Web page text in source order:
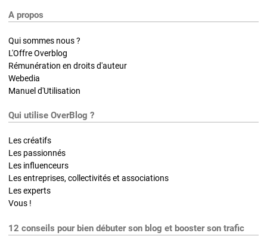
A propos
Qui sommes nous ?
L'Offre Overblog
Rémunération en droits d'auteur
Webedia
Manuel d'Utilisation
Qui utilise OverBlog ?
Les créatifs
Les passionnés
Les influenceurs
Les entreprises, collectivités et associations
Les experts
Vous !
12 conseils pour bien débuter son blog et booster son trafic